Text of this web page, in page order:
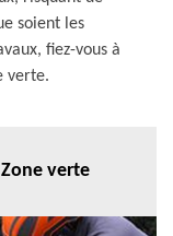
soient les
fiez-vous à
verte.
verte